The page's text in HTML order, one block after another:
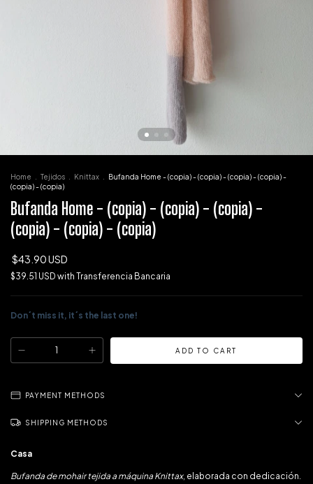
Home Tejidos Knittax
Bufanda Home - (copia) - (copia) - (copia) - (copia) -
(copia) - (copia)
Bufanda Home - (copia) - (copia) - (copia) -
(copia) - (copia) - (copia)
$43.90 USD
$39.51 USD with Transferencia Bancaria
Don´t miss it, it´s the last one!
PAYMENT METHODS
SHIPPING METHODS
Casa
Bufanda de mohair tejida a máquina Knittax, elaborada con dedicación.